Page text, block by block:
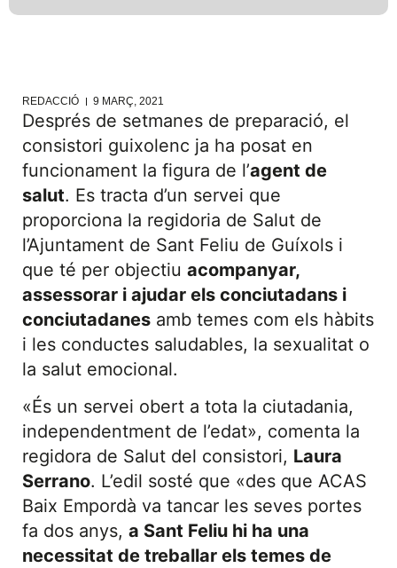
REDACCIÓ 9 MARÇ, 2021
Després de setmanes de preparació, el
consistori guixolenc ja ha posat en
funcionament la figura de l’agent de
salut. Es tracta d’un servei que
proporciona la regidoria de Salut de
l’Ajuntament de Sant Feliu de Guíxols i
que té per objectiu acompanyar,
assessorar i ajudar els conciutadans i
conciutadanes amb temes com els hàbits
i les conductes saludables, la sexualitat o
la salut emocional.
«És un servei obert a tota la ciutadania,
independentment de l’edat», comenta la
regidora de Salut del consistori, Laura
Serrano. L’edil sosté que «des que ACAS
Baix Empordà va tancar les seves portes
fa dos anys, a Sant Feliu hi ha una
necessitat de treballar els temes de